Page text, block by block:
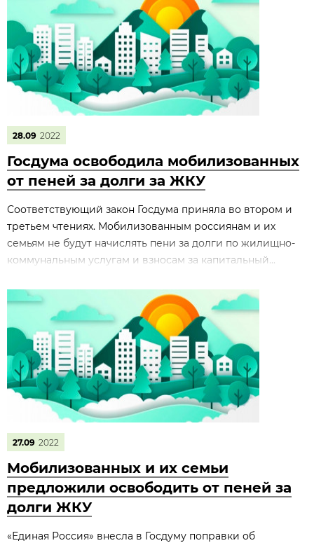
28.09 2022
Госдума освободила мобилизованных
от пеней за долги за ЖКУ
Соответствующий закон Госдума приняла во втором и
третьем чтениях. Мобилизованным россиянам и их
семьям не будут начислять пени за долги по жилищно-
коммунальным услугам и взносам за капитальный...
27.09 2022
Мобилизованных и их семьи
предложили освободить от пеней за
долги ЖКУ
«Единая Россия» внесла в Госдуму поправки об